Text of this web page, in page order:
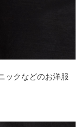
ックなどのお洋服